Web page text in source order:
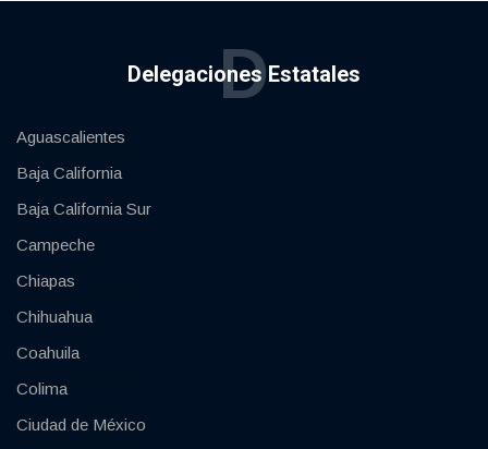
Delegaciones Estatales
D
Aguascalientes
Baja California
Baja California Sur
Campeche
Chiapas
Chihuahua
Coahuila
Colima
Ciudad de México